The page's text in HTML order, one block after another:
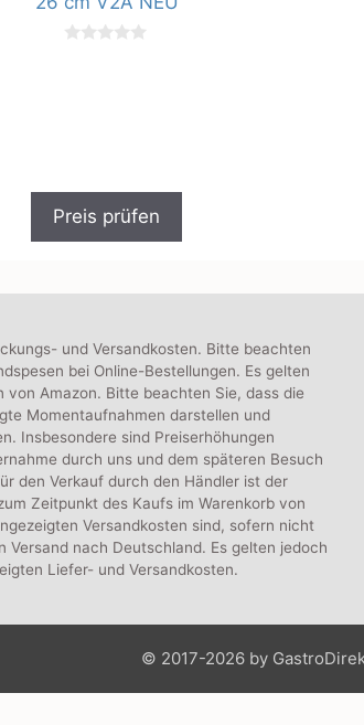
Preis prüfen
und Versandkosten. Bitte beachten
bei Online-Bestellungen. Es gelten
von Amazon. Bitte beachten Sie, dass die
Momentaufnahmen darstellen und
Insbesondere sind Preiserhöhungen
durch uns und dem späteren Besuch
den Verkauf durch den Händler ist der
Zeitpunkt des Kaufs im Warenkorb von
Versandkosten sind, sofern nicht
Versand nach Deutschland. Es gelten jedoch
Liefer- und Versandkosten.
© 2017-2026 by